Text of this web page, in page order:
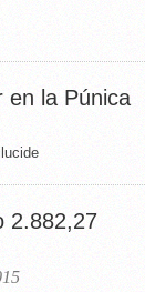
en la Púnica
2.882,27